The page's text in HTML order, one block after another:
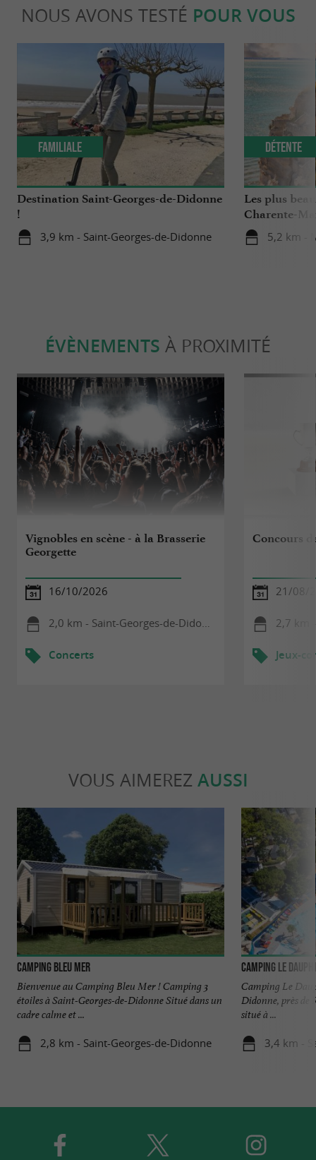
NOUS AVONS TESTÉ POUR VOUS
Destination Saint-Georges-de-Didonne
!
3,9 km - Saint-Georges-de-Didonne
Familiale
Les plus
Charente-
5,2 km -
Détente
ÉVÈNEMENTS À PROXIMITÉ
Vignobles en scène - à la Brasserie
Georgette
16/10/2026
2,0 km - Saint-Georges-de-Didonne
Concerts
Concours
21/08/
2,7 km
Jeux-
VOUS AIMEREZ AUSSI
Camping Bleu Mer
Bienvenue au Camping Bleu Mer ! Camping 3
étoiles à Saint-Georges-de-Didonne Situé dans un
cadre calme et ...
2,8 km - Saint-Georges-de-Didonne
Camping Le
Camping Le
Didonne, près de
situé à ...
3,4 km -